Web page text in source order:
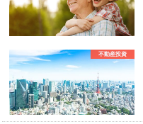
不動産投資